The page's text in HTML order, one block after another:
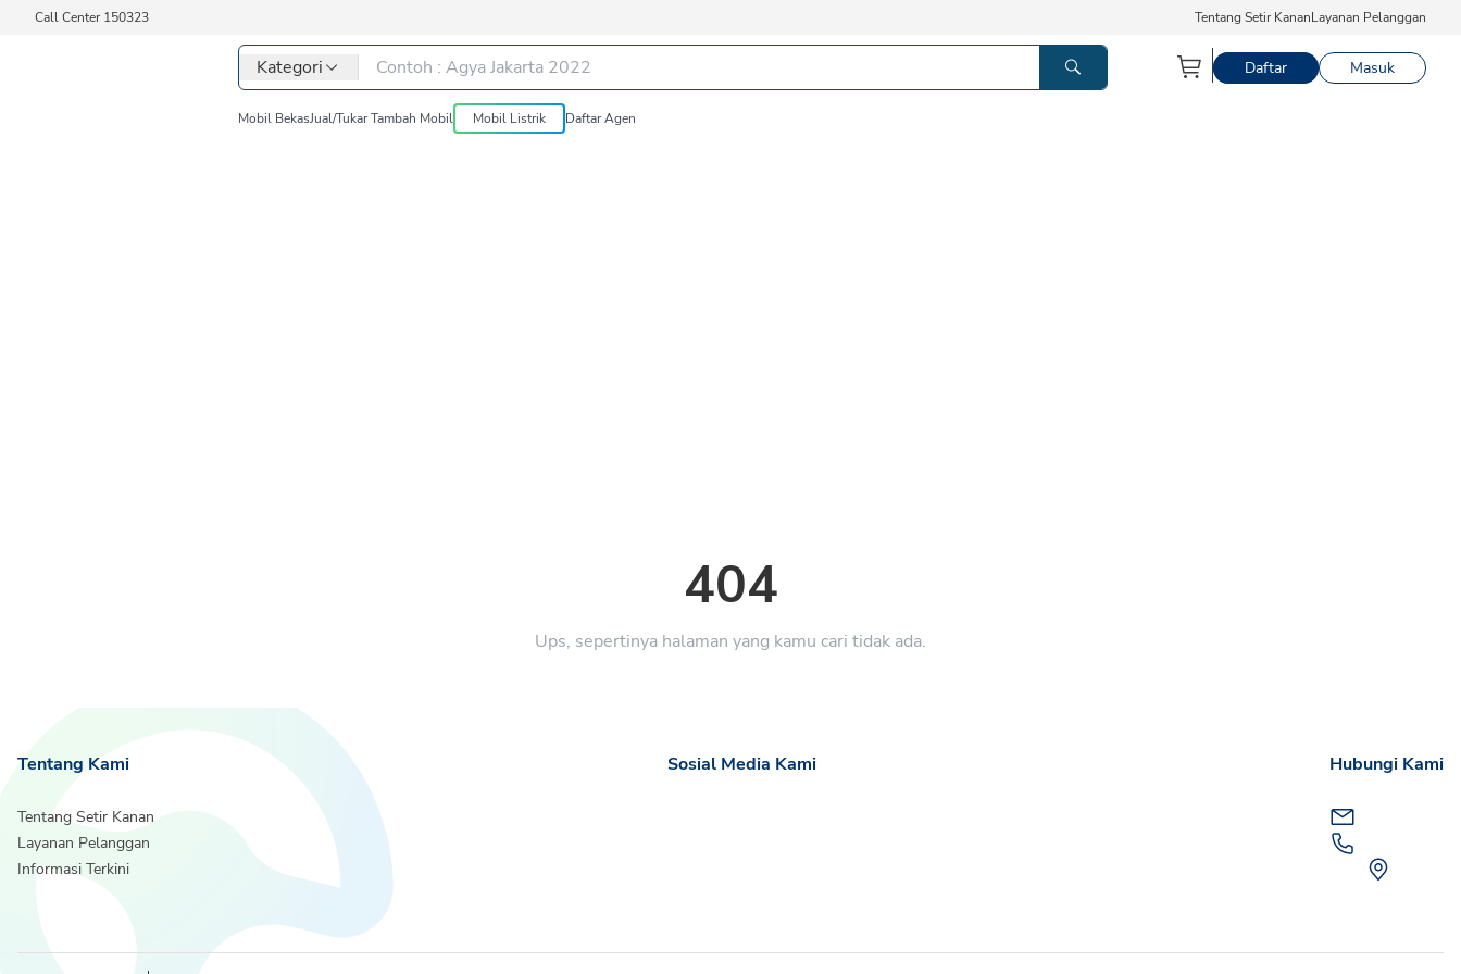
Call Center 150323 Tentang Setir KananLayanan Pelanggan
Kategori Daftar Masuk
Mobil BekasJual/Tukar Tambah Mobil Mobil Listrik Daftar Agen
404
Ups, sepertinya halaman yang kamu cari tidak ada.
Tentang Kami
Tentang Setir Kanan
Layanan Pelanggan
Informasi Terkini
Sosial Media Kami Hubungi Kami